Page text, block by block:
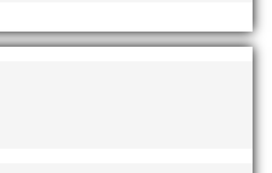
strax söder om Öresundsbron. Distanserna 5 KM
MAIs årliga Malmö Skolmästerskap. Skolorna på